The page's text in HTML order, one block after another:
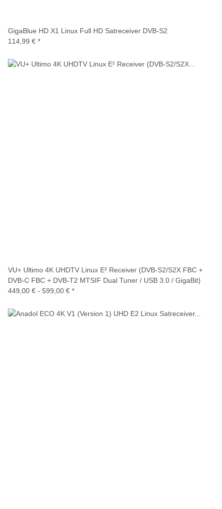
GigaBlue HD X1 Linux Full HD Satreceiver DVB-S2
114,99 € *
VU+ Ultimo 4K UHDTV Linux E² Receiver (DVB-S2/S2X FBC +
DVB-C FBC + DVB-T2 MTSIF Dual Tuner / USB 3.0 / GigaBit)
449,00 € - 599,00 € *